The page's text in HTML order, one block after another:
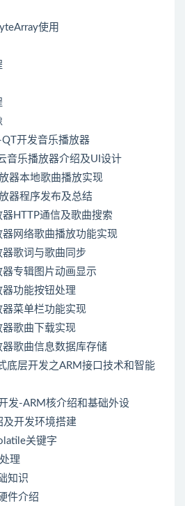
使用
开发音乐播放器
音乐播放器介绍及UI设计
器本地歌曲播放实现
器程序发布及总结
器HTTP通信及歌曲搜索
网络歌曲播放功能实现
歌词与歌曲同步
专辑图片动画显示
功能按钮处理
菜单栏功能实现
歌曲下载实现
歌曲信息数据库存储
底层开发之ARM接口技术和智能
发-ARM核介绍和基础外设
开发环境搭建
关键字
理
知识
件介绍